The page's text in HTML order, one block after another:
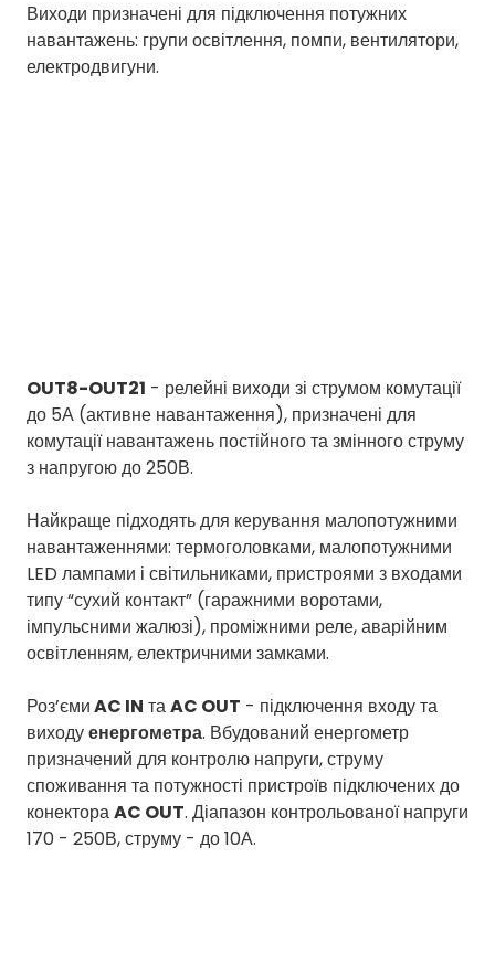
Виходи призначені для підключення потужних
навантажень: групи освітлення, помпи, вентилятори,
електродвигуни.
OUT8-OUT21 - релейні виходи зі струмом комутації
до 5А (активне навантаження), призначені для
комутації навантажень постійного та змінного струму
з напругою до 250В.
Найкраще підходять для керування малопотужними
навантаженнями: термоголовками, малопотужними
LED лампами і світильниками, пристроями з входами
типу “сухий контакт” (гаражними воротами,
імпульсними жалюзі), проміжними реле, аварійним
освітленням, електричними замками.
Роз’ємиAC IN таAC OUT - підключення входу та
виходуенергометра. Вбудований енергометр
призначений для контролю напруги, струму
споживання та потужності пристроїв підключених до
конектораAC OUT. Діапазон контрольованої напруги
170 - 250В, струму - до 10А.